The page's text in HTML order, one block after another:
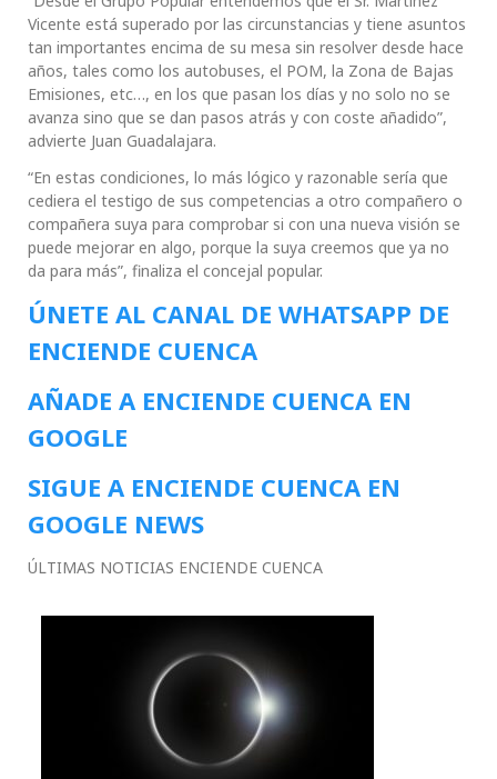
Vicente está superado por las circunstancias y tiene asuntos
tan importantes encima de su mesa sin resolver desde hace
años, tales como los autobuses, el POM, la Zona de Bajas
Emisiones, etc…, en los que pasan los días y no solo no se
avanza sino que se dan pasos atrás y con coste añadido”,
advierte Juan Guadalajara.
“En estas condiciones, lo más lógico y razonable sería que
cediera el testigo de sus competencias a otro compañero o
compañera suya para comprobar si con una nueva visión se
puede mejorar en algo, porque la suya creemos que ya no
da para más”, finaliza el concejal popular.
ÚNETE AL CANAL DE WHATSAPP DE
ENCIENDE CUENCA
AÑADE A ENCIENDE CUENCA EN
GOOGLE
SIGUE A ENCIENDE CUENCA EN
GOOGLE NEWS
ÚLTIMAS NOTICIAS ENCIENDE CUENCA